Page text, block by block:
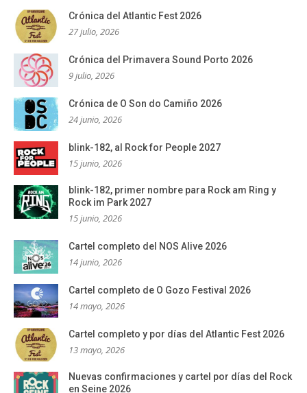
Crónica del Atlantic Fest 2026
27 julio, 2026
Crónica del Primavera Sound Porto 2026
9 julio, 2026
Crónica de O Son do Camiño 2026
24 junio, 2026
blink-182, al Rock for People 2027
15 junio, 2026
blink-182, primer nombre para Rock am Ring y
Rock im Park 2027
15 junio, 2026
Cartel completo del NOS Alive 2026
14 junio, 2026
Cartel completo de O Gozo Festival 2026
14 mayo, 2026
Cartel completo y por días del Atlantic Fest 2026
13 mayo, 2026
Nuevas confirmaciones y cartel por días del Rock
en Seine 2026